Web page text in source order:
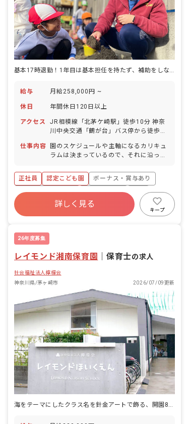
基本17時退勤！1年目は基本担任を持たず、補助をしながらじっくり学べる
給与 月給258,000円 ~
休日 年間休日120日以上
アクセス
JR相模線「北茅ケ崎駅」徒歩10分 神奈
川中央交通「鶴が台」バス停から徒歩2
仕事内容
園のスケジュールや主軸になるカリキュ
ラムは決まっているので、それに沿って
の独自のカリキュラムを実施していま
す。 また、英語やメロディオン演奏など
は専任講師が指導を担当する時間があり
ます。
正社員 認定こども園
ボーナス・賞与あり
年間休日120日以上
社会保険完備
福利厚生充実
退職金制度
残業少なめ
詳しく見る
キープ
26年度募集
レイモンド湘南保育園 ｜保育士の求人
社会福祉法人檸檬会
神奈川県/茅ヶ崎市
2026/07/09更新
海をテーマにしたクラス名を針金アートで飾る、開園8年目の保育園です。